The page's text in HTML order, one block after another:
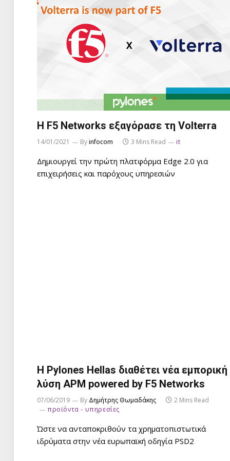
Η F5 Networks εξαγόρασε τη Volterra
14/01/2021 Byinfocom 3 Mins Read it
Δημιουργεί την πρώτη πλατφόρμα Edge 2.0 για
επιχειρήσεις και παρόχους υπηρεσιών
Η Pylones Hellas διαθέτει νέα εμπορική
λύση APM powered by F5 Networks
07/06/2019 By Δημήτρης Θωμαδάκης
2 Mins Read
προϊόντα - υπηρεσίες
Ώστε να ανταποκριθούν τα χρηματοπιστωτικά
ιδρύματα στην νέα ευρωπαϊκή οδηγία PSD2